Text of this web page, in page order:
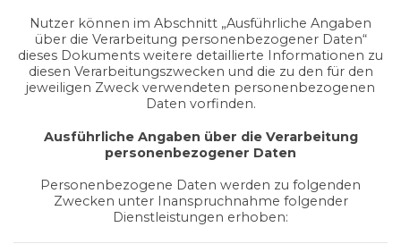
Nutzer können im Abschnitt „Ausführliche Angaben
über die Verarbeitung personenbezogener Daten“
dieses Dokuments weitere detaillierte Informationen zu
diesen Verarbeitungszwecken und die zu den für den
jeweiligen Zweck verwendeten personenbezogenen
Daten vorfinden.
Ausführliche Angaben über die Verarbeitung
personenbezogener Daten
Personenbezogene Daten werden zu folgenden
Zwecken unter Inanspruchnahme folgender
Dienstleistungen erhoben: